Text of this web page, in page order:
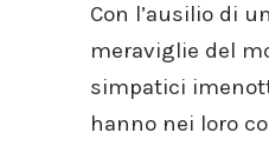
Con l’ausilio di
meraviglie del
simpatici
hanno nei loro